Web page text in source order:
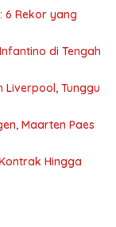
6 Rekor yang
di Tengah
Liverpool, Tunggu
Maarten Paes
Hingga